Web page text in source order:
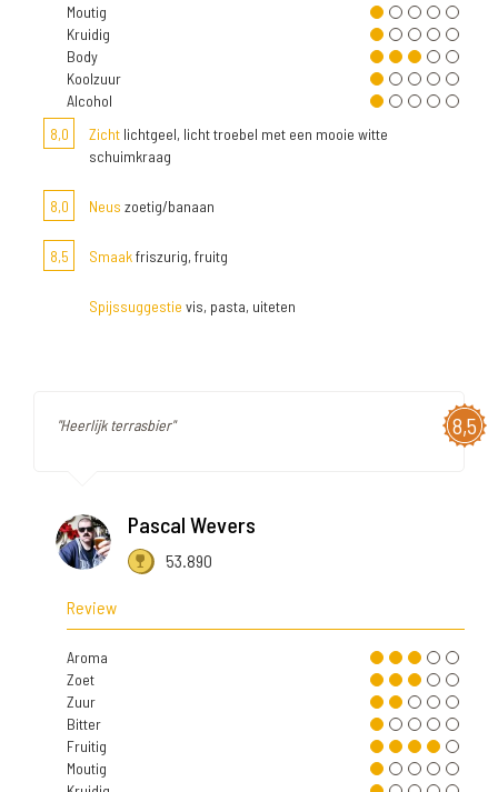
Moutig
Kruidig
Body
Koolzuur
Alcohol
8,0
Zicht lichtgeel, licht troebel met een mooie witte
schuimkraag
8,0 Neus zoetig/banaan
8,5 Smaakfriszurig, fruitg
Spijssuggestie vis, pasta, uiteten
8,5
"Heerlijk terrasbier"
Pascal Wevers
53.890
Review
Aroma
Zoet
Zuur
Bitter
Fruitig
Moutig